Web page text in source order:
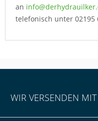
an
telefonisch unter 02195
WIR VERSENDEN MIT